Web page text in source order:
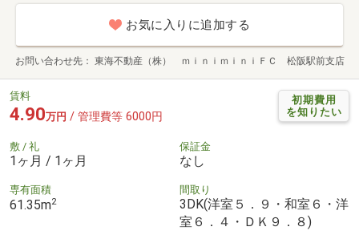
お気に入りに追加する
お問い合わせ先 東海不動産（株） ｍｉｎｉｍｉｎｉＦＣ 松阪駅前支店
初期費用
を知りたい
賃料
4.90万円 / 管理費等 6000円
敷 / 礼
1ヶ月 / 1ヶ月
保証金
なし
専有面積
61.35m2
間取り
3DK(洋室５．９・和室６・洋
室６．４・ＤＫ９．８)